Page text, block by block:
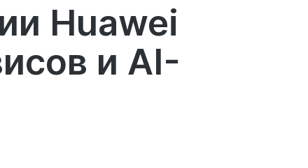
Huawei
и AI-